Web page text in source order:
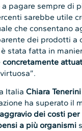
pagare sempre di
sarebbe utile
che consentano
dei prodotti a
stata fatta in
concretamente
ItaliaChiara Tenerini
ha superato il
aggravio dei costi
a più organismi